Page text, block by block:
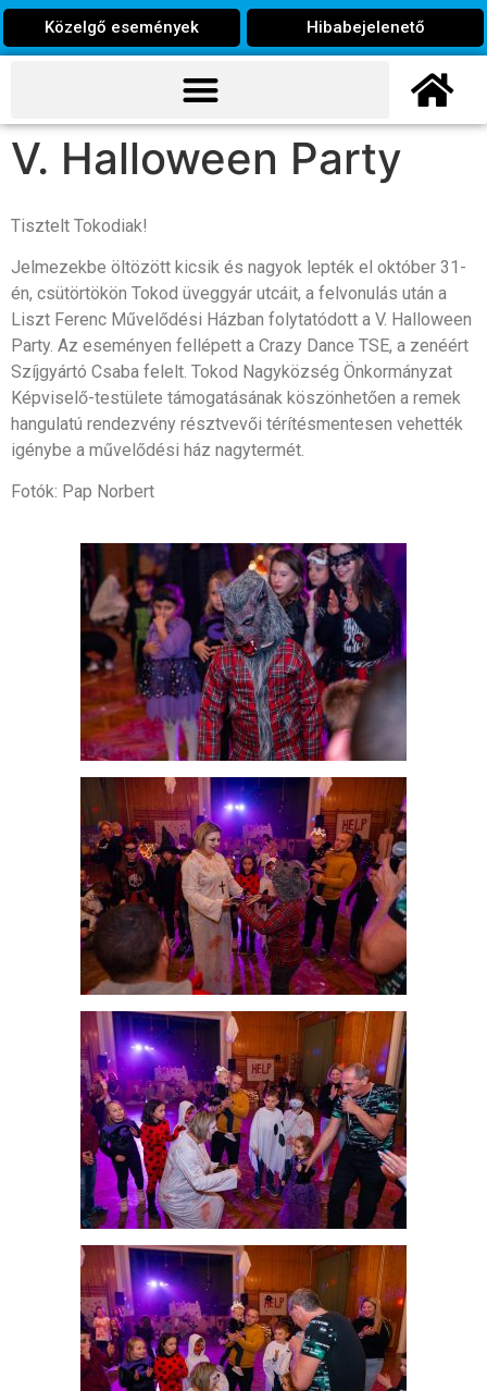
Közelgő események Hibabejelenető
V. Halloween Party
Tisztelt Tokodiak!
Jelmezekbe öltözött kicsik és nagyok lepték el október 31-
én, csütörtökön Tokod üveggyár utcáit, a felvonulás után a
Liszt Ferenc Művelődési Házban folytatódott a V. Halloween
Party. Az eseményen fellépett a Crazy Dance TSE, a zenéért
Szíjgyártó Csaba felelt. Tokod Nagyközség Önkormányzat
Képviselő-testülete támogatásának köszönhetően a remek
hangulatú rendezvény résztvevői térítésmentesen vehették
igénybe a művelődési ház nagytermét.
Fotók: Pap Norbert